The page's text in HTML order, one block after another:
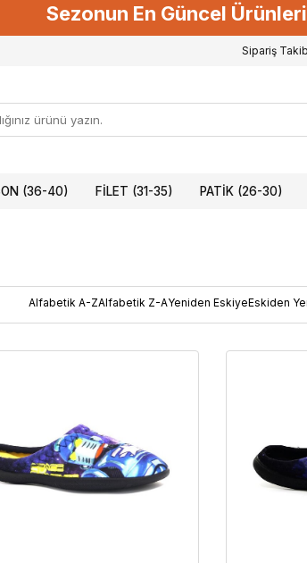
Sezonun En Güncel
Sipariş
(36-40) FILET (31-35) PATIK (26-30)
Alfabetik A-ZAlfabetik Z-AYeniden EskiyeEskiden